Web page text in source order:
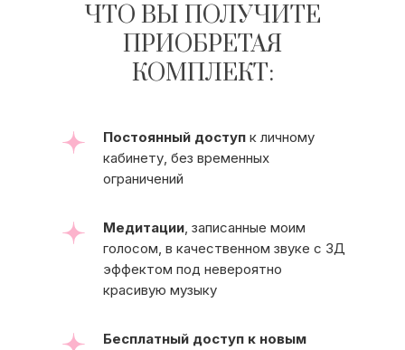
ЧТО ВЫ ПОЛУЧИТЕ
ПРИОБРЕТАЯ
КОМПЛЕКТ:
Постоянный доступ к личному
кабинету, без временных
ограничений
Медитации, записанные моим
голосом, в качественном звуке с 3Д
эффектом под невероятно
красивую музыку
Бесплатный доступ к новым